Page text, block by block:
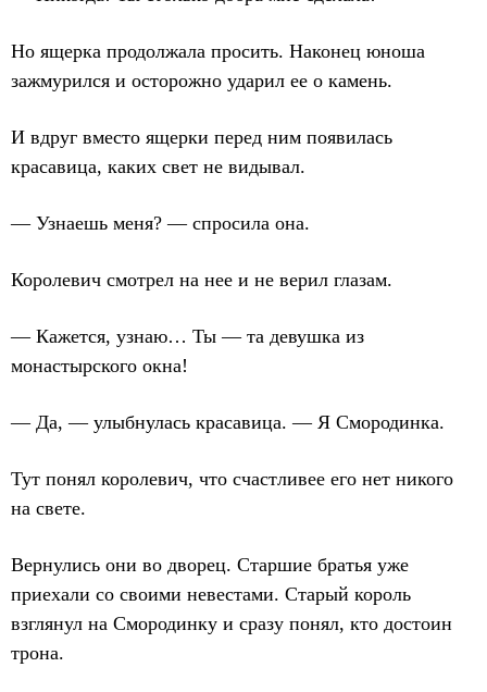
Но ящерка продолжала просить. Наконец юноша
зажмурился и осторожно ударил ее о камень.
И вдруг вместо ящерки перед ним появилась
красавица, каких свет не видывал.
— Узнаешь меня? — спросила она.
Королевич смотрел на нее и не верил глазам.
— Кажется, узнаю… Ты — та девушка из
монастырского окна!
— Да, — улыбнулась красавица. — Я Смородинка.
Тут понял королевич, что счастливее его нет никого
на свете.
Вернулись они во дворец. Старшие братья уже
приехали со своими невестами. Старый король
взглянул на Смородинку и сразу понял, кто достоин
трона.